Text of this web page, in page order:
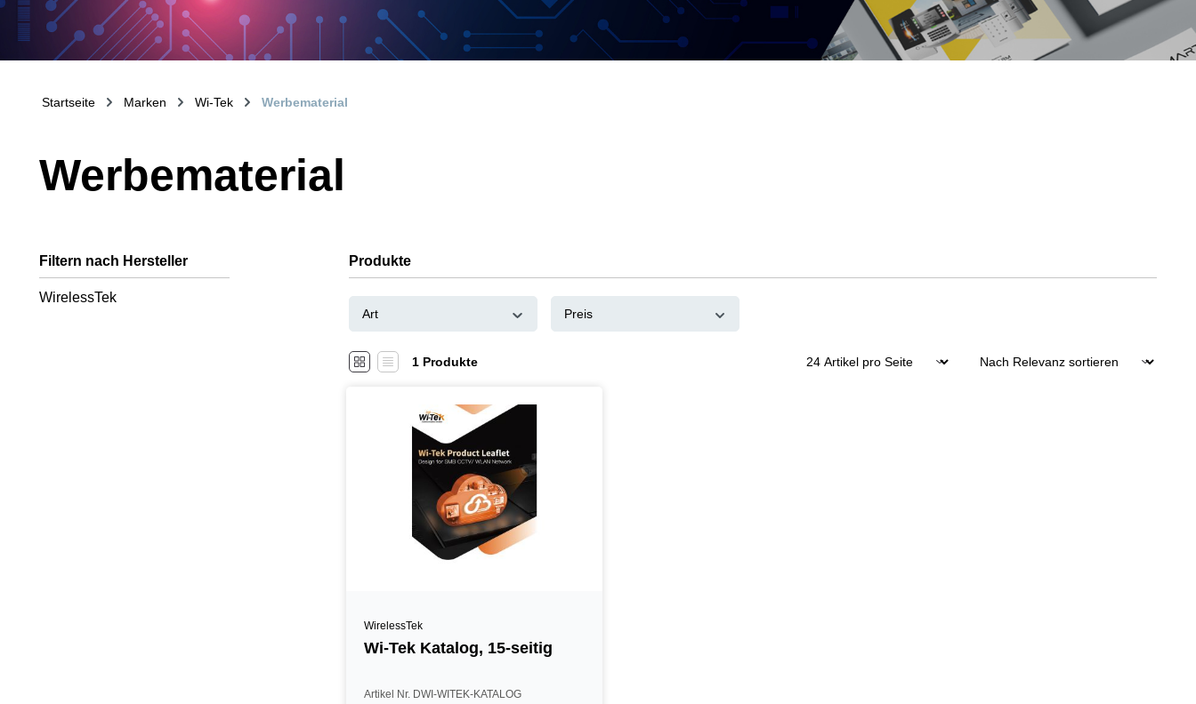
Startseite Marken Wi-Tek Werbematerial
Werbematerial
Filtern nach Hersteller
WirelessTek
Produkte
Art Preis
1 Produkte
WirelessTek
Wi-Tek Katalog, 15-seitig
Artikel Nr. DWI-WITEK-KATALOG